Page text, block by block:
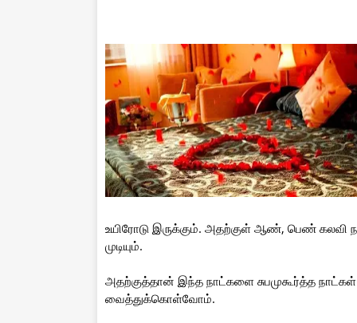
உயிரோடு இருக்கும். அதற்குள் ஆண், பெண் கலவி
முடியும்.
அதற்குத்தான் இந்த நாட்களை சுபமுகூர்த்த
வைத்துக்கொள்வோம்.